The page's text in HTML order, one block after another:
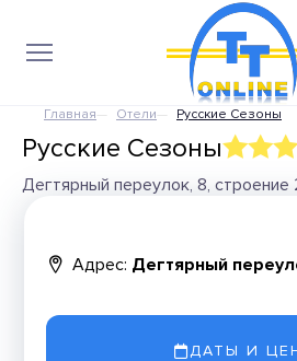
Главная Отели Русские Сезоны
Русские Сезоны
Дегтярный переулок, 8, строение
Адрес: Дегтярный
ДАТЫ И